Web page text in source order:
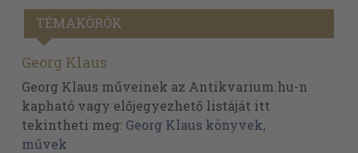
TÉMAKÖRÖK
Georg Klaus
Georg Klaus műveinek az Antikvarium.hu-n
kapható vagy előjegyezhető listáját itt
tekintheti meg: Georg Klaus könyvek,
művek